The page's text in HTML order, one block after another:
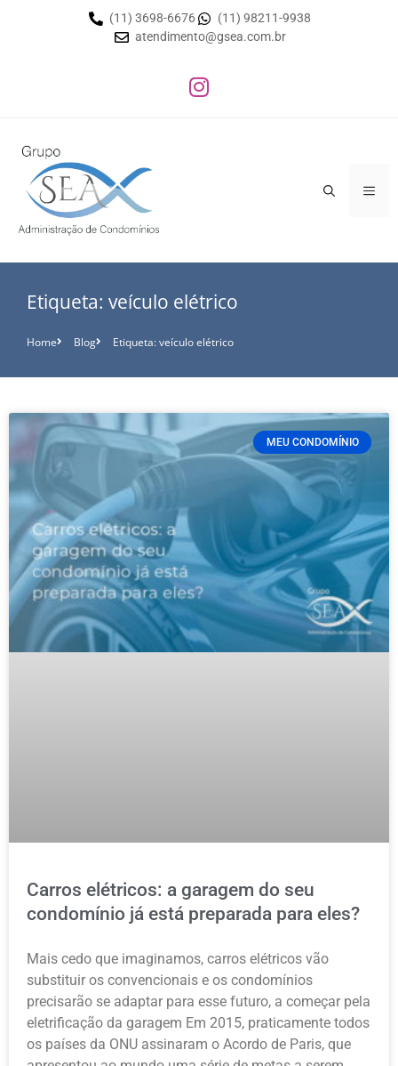
(11) 3698-6676
(11) 98211-9938
atendimento@gsea.com.br
Etiqueta: veículo elétrico
Home Blog Etiqueta: veículo elétrico
MEU CONDOMÍNIO
Carros elétricos: a garagem do seu
condomínio já está preparada para eles?
Mais cedo que imaginamos, carros elétricos vão
substituir os convencionais e os condomínios
precisarão se adaptar para esse futuro, a começar pela
eletrificação da garagem Em 2015, praticamente todos
os países da ONU assinaram o Acordo de Paris, que